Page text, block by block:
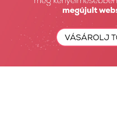
Keresés